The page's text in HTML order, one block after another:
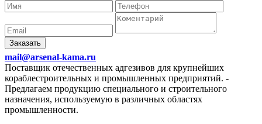
Заказать
mail@arsenal-kama.ru
Поставщик отечественных адгезивов для крупнейших
кораблестроительных и промышленных предприятий. -
Предлагаем продукцию специального и строительного
назначения, используемую в различных областях
промышленности.